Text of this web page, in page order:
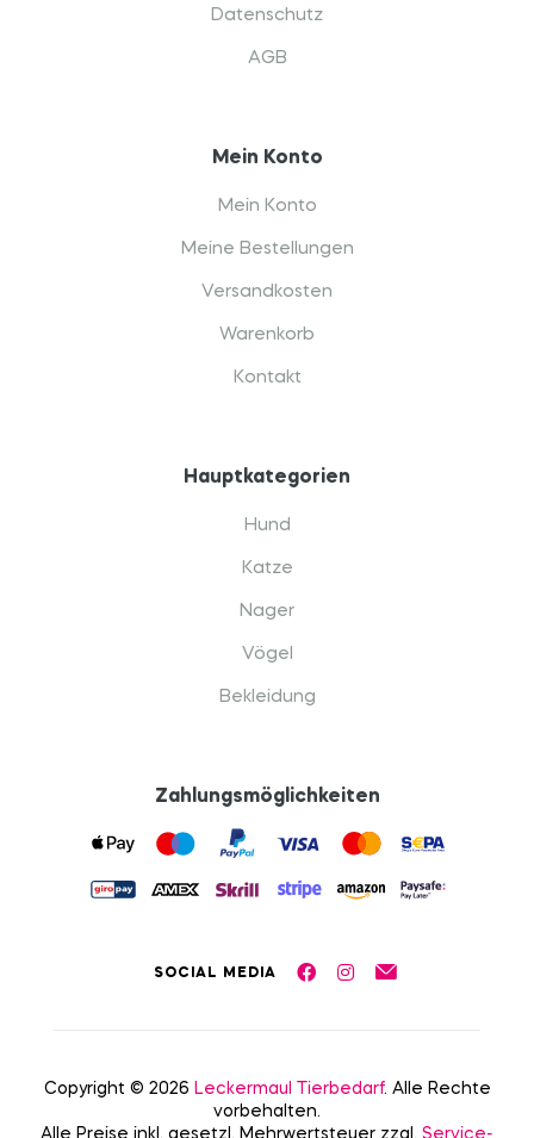
Datenschutz
AGB
Mein Konto
Mein Konto
Meine Bestellungen
Versandkosten
Warenkorb
Kontakt
Hauptkategorien
Hund
Katze
Nager
Vögel
Bekleidung
Zahlungsmöglichkeiten
SOCIAL MEDIA
Copyright © 2026 Leckermaul Tierbedarf. Alle Rechte
vorbehalten.
Alle Preise inkl. gesetzl. Mehrwertsteuer zzgl. Service-